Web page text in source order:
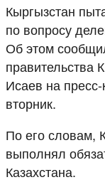
Кыргызстан
по вопросу
Об этом
правительства
Исаев на
вторник.
По его словам,
выполнял
Казахстана.